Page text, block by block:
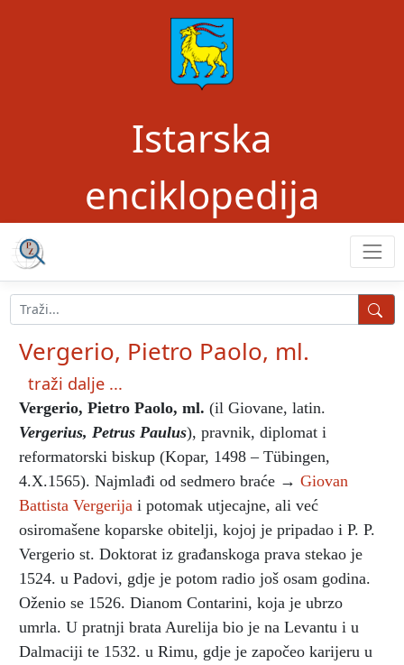
Istarska
enciklopedija
Vergerio, Pietro Paolo, ml.
traži dalje ...
Vergerio, Pietro Paolo, ml. (il Giovane, latin.
Vergerius, Petrus Paulus), pravnik, diplomat i
reformatorski biskup (Kopar, 1498 – Tübingen,
4.X.1565). Najmlađi od sedmero braće → Giovan
Battista Vergerija i potomak utjecajne, ali već
osiromašene koparske obitelji, kojoj je pripadao i P. P.
Vergerio st. Doktorat iz građanskoga prava stekao je
1524. u Padovi, gdje je potom radio još osam godina.
Oženio se 1526. Dianom Contarini, koja je ubrzo
umrla. U pratnji brata Aurelija bio je na Levantu i u
Dalmaciji te 1532. u Rimu, gdje je započeo karijeru u